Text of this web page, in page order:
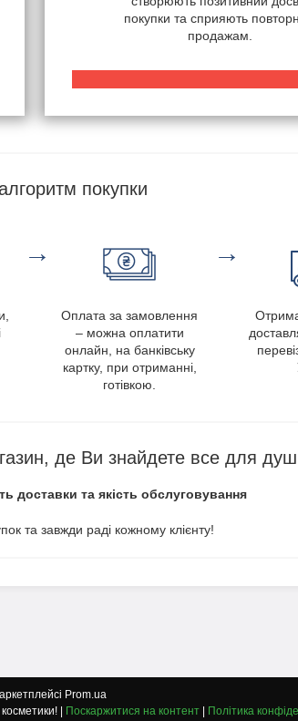
покупки та сприяють
продажам.
покупки
→
Оплата за замовлення
– можна оплатити
онлайн, на банківську
картку, при отриманні,
готівкою.
→
де Ви знайдете все для
доставки та якість обслуговування
та завжди раді кожному клієнту!
Prom.ua
"Korysna Kramnytsya": Магазин натуральних продуктів та органічної косметики! | Поскаржитися на контент | Політика